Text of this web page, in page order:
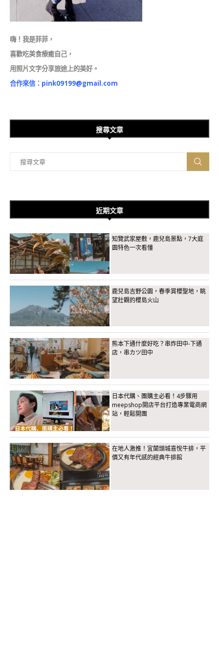
嗨！我是菲菲，
喜歡吃美食療癒自己，
用照片文字分享旅途上的美好。
合作來信： pink09199@gmail.com
搜尋文章
近期文章
知覽武家屋敷，鹿兒島景點，7大庭
園特色一次看懂
鹿兒島吉野公園，春季賞櫻聖地，眺
望壯觀的櫻島火山
熊本下通什麼好吃？串炸田中-下通
店，串カツ田中
日本代購、團購主必看！4步驟用
meepshop開店平台打造專業電商網
站，輕鬆開團
在地人激推！宜蘭頭城喜悅牛排，平
價又有年代感的經典牛排館